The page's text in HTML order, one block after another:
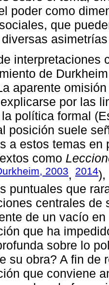
poder como
que
interpretaciones
de
aparente
por las
política formal
posición suele
a estos temas
como
2003, 2014),
puntuales que
centrales de
de un vacío
que ha
sobre lo
su obra? A fin de
que conviene